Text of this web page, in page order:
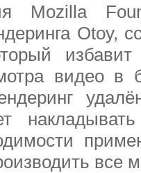
Mozilla
Otoy,
видео в
все